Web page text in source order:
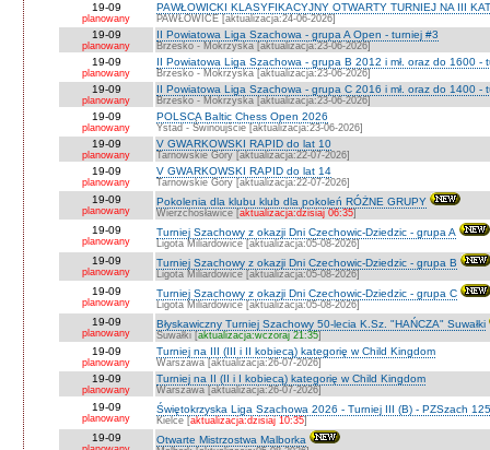
19-09
planowany
PAWŁOWICKI KLASYFIKACYJNY OTWARTY TURNIEJ NA III
PAWŁOWICE [aktualizacja:24-06-2026]
19-09
planowany
II Powiatowa Liga Szachowa - grupa A Open - turniej #3
Brzesko - Mokrzyska [aktualizacja:23-06-2026]
19-09
planowany
II Powiatowa Liga Szachowa - grupa B 2012 i mł. oraz do 1600 -
Brzesko - Mokrzyska [aktualizacja:23-06-2026]
19-09
planowany
II Powiatowa Liga Szachowa - grupa C 2016 i mł. oraz do 1400 -
Brzesko - Mokrzyska [aktualizacja:23-06-2026]
19-09
planowany
POLSCA Baltic Chess Open 2026
Ystad - Świnoujście [aktualizacja:23-06-2026]
19-09
planowany
V GWARKOWSKI RAPID do lat 10
Tarnowskie Góry [aktualizacja:22-07-2026]
19-09
planowany
V GWARKOWSKI RAPID do lat 14
Tarnowskie Góry [aktualizacja:22-07-2026]
19-09
planowany
Pokolenia dla klubu klub dla pokoleń RÓŻNE GRUPY
Wierzchosławice [aktualizacja:dzisiaj 06:35]
19-09
planowany
Turniej Szachowy z okazji Dni Czechowic-Dziedzic - grupa A
Ligota Miliardowice [aktualizacja:05-08-2026]
19-09
planowany
Turniej Szachowy z okazji Dni Czechowic-Dziedzic - grupa B
Ligota Miliardowice [aktualizacja:05-08-2026]
19-09
planowany
Turniej Szachowy z okazji Dni Czechowic-Dziedzic - grupa C
Ligota Miliardowice [aktualizacja:05-08-2026]
19-09
planowany
Błyskawiczny Turniej Szachowy 50-lecia K.Sz. "HAŃCZA" Suwałki
Suwałki [aktualizacja:wczoraj 21:35]
19-09
planowany
Turniej na III (III i II kobiecą) kategorię w Child Kingdom
Warszawa [aktualizacja:26-07-2026]
19-09
planowany
Turniej na II (II i I kobiecą) kategorię w Child Kingdom
Warszawa [aktualizacja:26-07-2026]
19-09
planowany
Świętokrzyska Liga Szachowa 2026 - Turniej III (B) - PZSzach
Kielce [aktualizacja:dzisiaj 10:35]
19-09 Otwarte Mistrzostwa Malborka